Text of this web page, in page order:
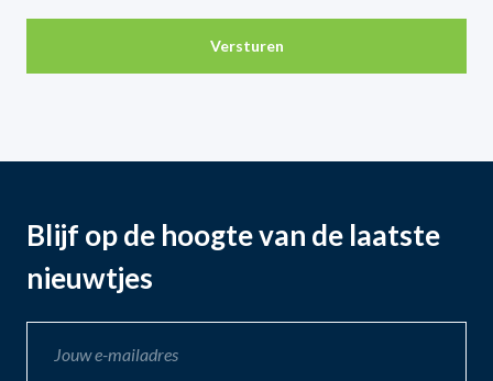
Versturen
Blijf op de hoogte van de laatste
nieuwtjes